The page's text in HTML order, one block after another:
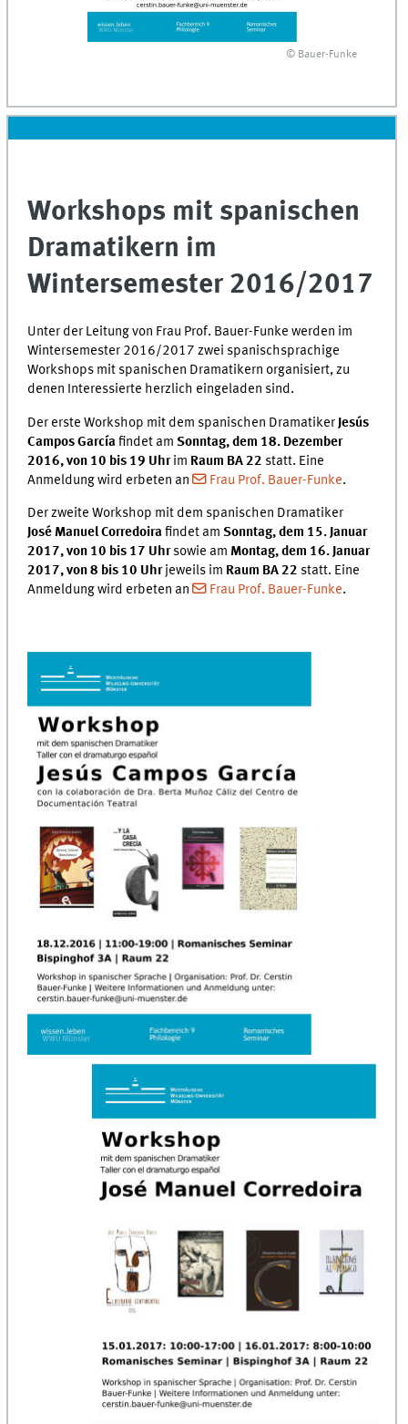
© Bauer-Funke
Workshops mit spanischen
Dramatikern im
Wintersemester 2016/2017
Unter der Leitung von Frau Prof. Bauer-Funke werden im
Wintersemester 2016/2017 zwei spanischsprachige
Workshops mit spanischen Dramatikern organisiert, zu
denen Interessierte herzlich eingeladen sind.
Der erste Workshop mit dem spanischen Dramatiker Jesús
Campos Garcíafindet amSonntag, dem 18. Dezember
2016, von 10 bis 19 Uhrim Raum BA 22 statt. Eine
Anmeldung wird erbeten an
Frau Prof. Bauer-Funke.
Der zweite Workshop mit dem spanischen Dramatiker
José Manuel Corredoirafindet amSonntag, dem 15. Januar
2017, von 10 bis 17 Uhrsowie amMontag, dem 16. Januar
2017, von 8 bis 10 Uhrjeweils im Raum BA 22 statt. Eine
Anmeldung wird erbeten an
Frau Prof. Bauer-Funke.